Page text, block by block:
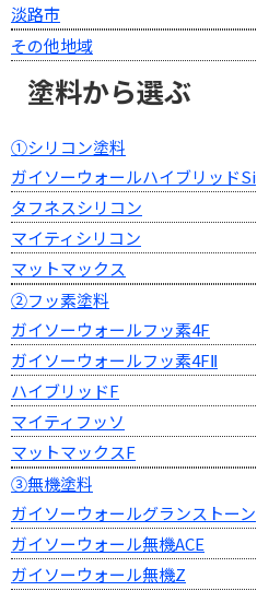
淡路市
その他地域
塗料から選ぶ
①シリコン塗料
ガイソーウォールハイブリッドSi
タフネスシリコン
マイティシリコン
マットマックス
②フッ素塗料
ガイソーウォールフッ素4F
ガイソーウォールフッ素4FⅡ
ハイブリッドF
マイティフッソ
マットマックスF
③無機塗料
ガイソーウォールグランストーン
ガイソーウォール無機ACE
ガイソーウォール無機Z